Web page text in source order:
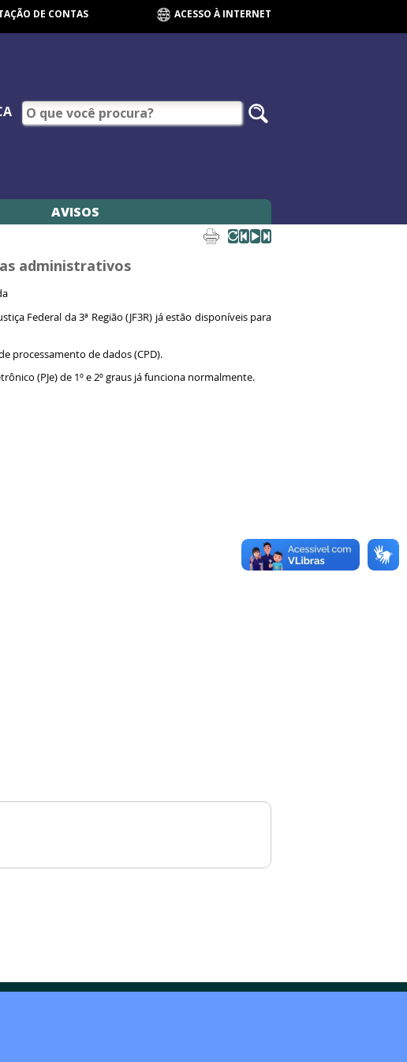
DE CONTAS ACESSO À INTERNET
AVISOS
administrativos
Federal da 3ª Região (JF3R) já estão disponíveis para
processamento de dados (CPD).
(PJe) de 1º e 2º graus já funciona normalmente.